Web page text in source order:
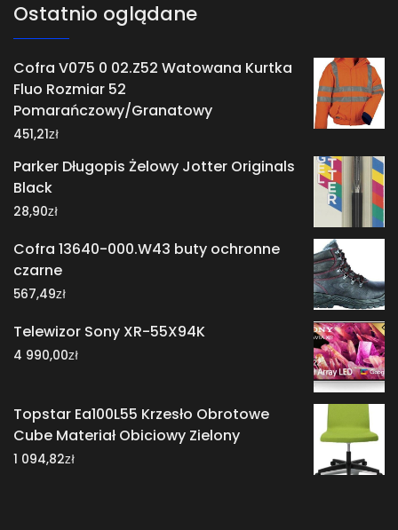
Ostatnio oglądane
Cofra V075 0 02.Z52 Watowana Kurtka
Fluo Rozmiar 52
Pomarańczowy/Granatowy
451,21zł
Parker Długopis Żelowy Jotter Originals
Black
28,90zł
Cofra 13640-000.W43 buty ochronne
czarne
567,49zł
Telewizor Sony XR-55X94K
4 990,00zł
Topstar Ea100L55 Krzesło Obrotowe
Cube Materiał Obiciowy Zielony
1 094,82zł